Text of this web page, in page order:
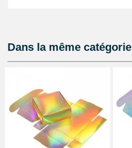
Dans la même catégorie